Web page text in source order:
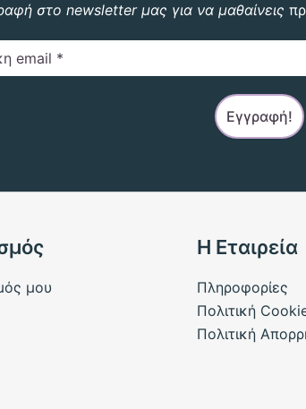
στο newsletter μας για να μαθαίνεις
μου
Η Εταιρεία
Πληροφορίες
Πολιτική
Πολιτική